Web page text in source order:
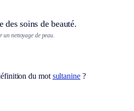
des soins de beauté.
un nettoyage de peau.
du mot sultanine?